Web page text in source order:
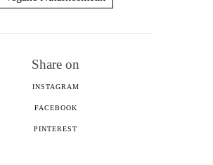
Share on
INSTAGRAM
FACEBOOK
PINTEREST